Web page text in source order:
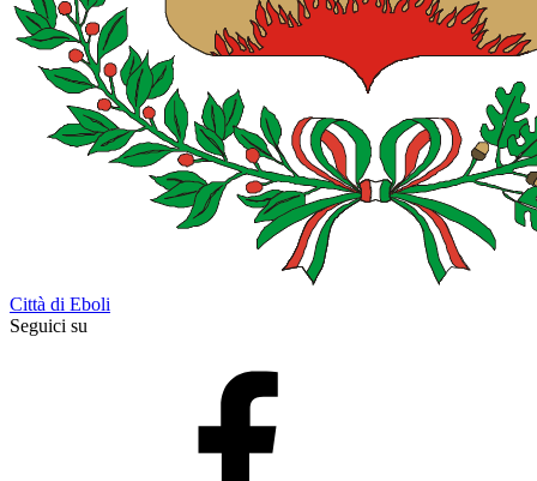
Città di Eboli
Seguici su